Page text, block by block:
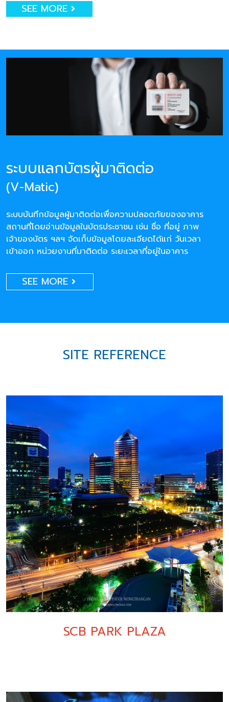
SEE MORE
ระบบแลกบัตรผู้มาติดต่อ
(V-Matic)
ระบบบันทึกข้อมูลผู้มาติดต่อเพื่อความปลอดภัยของอาคาร
สถานที่โดยอ่านข้อมูลในบัตรประชาชน เช่น ชื่อ ที่อยู่ ภาพ
เจ้าของบัตร ฯลฯ จัดเก็บข้อมูลโดยละเอียดได้แก่ วันเวลา
เข้าออก หน่วยงานที่มาติดต่อ ระยะเวลาที่อยู่ในอาคาร
SEE MORE
SITE REFERENCE
SCB PARK PLAZA